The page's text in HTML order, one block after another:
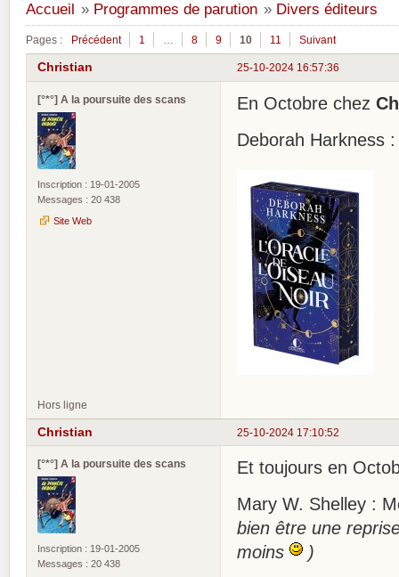
Accueil » Programmes de parution » Divers éditeurs
Pages : Précédent 1 8 9 10 11 Suivant
25-10-2024 16:57:36
Christian
[°*°] A la poursuite des scans
Inscription : 19-01-2005
Messages : 20 438
Site Web
En Octobre chez
Deborah Harkness
Hors ligne
25-10-2024 17:10:52
Christian
[°*°] A la poursuite des scans
Inscription : 19-01-2005
Messages : 20 438
Et toujours en
Mary W. Shelley :
bien être une
moins
)